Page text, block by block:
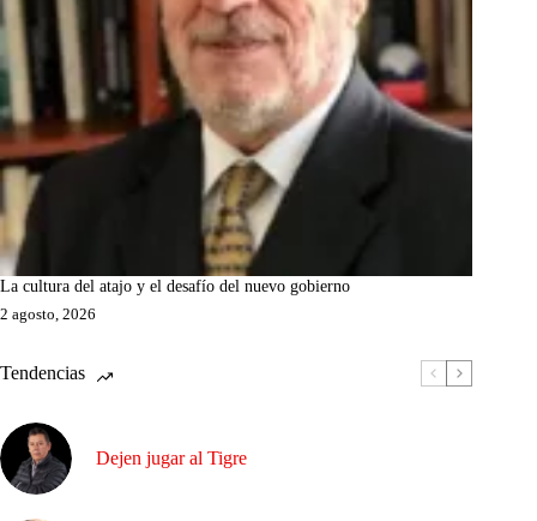
La cultura del atajo y el desafío del nuevo gobierno
2 agosto, 2026
Tendencias
Dejen jugar al Tigre